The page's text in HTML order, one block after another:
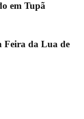
em Tupã
Feira da Lua de